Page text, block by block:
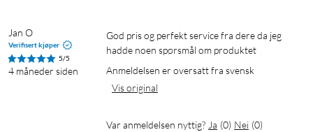
Jan O
Verifisert kjøper
5/5
4 måneder siden
God pris og perfekt service fra dere da jeg
hadde noen spørsmål om produktet
Anmeldelsen er oversatt fra svensk
Vis original
Var anmeldelsen nyttig? Ja (0) Nei (0)